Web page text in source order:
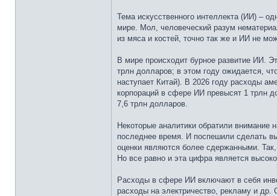
Тема искусственного интеллекта (ИИ) –
мире. Мол, человеческий разум
из мяса и костей, точно так же и ИИ не
В мире происходит бурное развитие ИИ.
трлн долларов; в этом году ожидается,
наступает Китай). В 2026 году расходы
корпораций в сфере ИИ превысят 1 трлн
7,6 трлн долларов.
Некоторые аналитики обратили
последнее время. И поспешили сделать
оценки являются более сдержанными.
Но все равно и эта цифра является
Расходы в сфере ИИ включают в себя
расходы на электричество, рекламу и